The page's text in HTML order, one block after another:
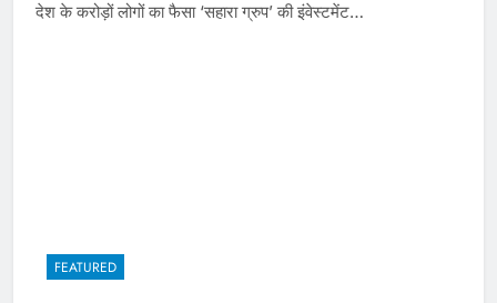
देश के करोड़ों लोगों का फैसा ‘सहारा ग्रुप’ की इंवेस्टमेंट…
FEATURED